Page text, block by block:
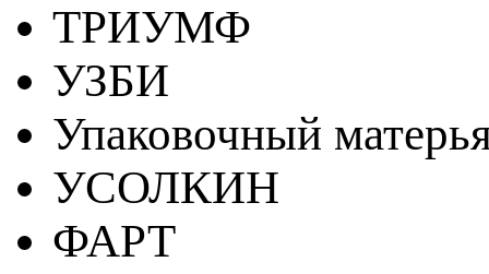
ТРИУМФ
УЗБИ
Упаковочный
УСОЛКИН
ФАРТ